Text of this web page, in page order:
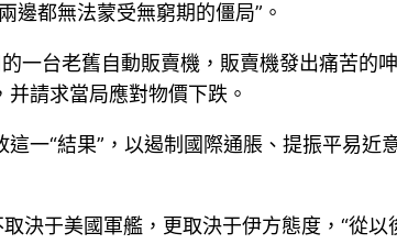
邊都無法蒙受無窮期的僵局”。
一台老舊自動販賣機，販賣機發出痛苦的
請求當局應對物價下跌。
一“結果”，以遏制國際通脹、提振平易近
取決于美國軍艦，更取決于伊方態度，“從以